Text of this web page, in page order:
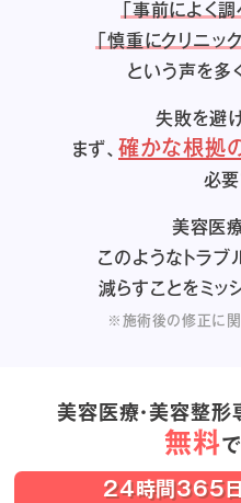
「事前によく
「慎重にクリニッ
という声を多
失敗を避
まず、確かな根拠
必要
美容医
このようなトラ
減らすことをミッ
※施術後の修正に関
美容医療・美容整
無料
24時間365日